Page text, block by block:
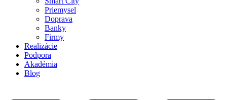
Priemysel
Doprava
Banky
Firmy
Realizácie
Podpora
Akadémia
Blog